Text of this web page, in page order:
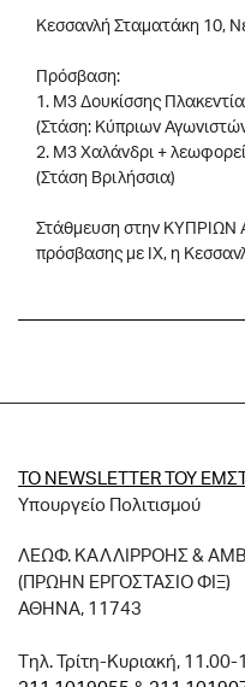
Κεσσανλή Σταματάκη 10,
Πρόσβαση:
1. Μ3 Δουκίσσης
(Στάση: Κύπριων
2. Μ3 Χαλάνδρι +
(Στάση Βριλήσσια)
Στάθμευση στην ΚΥΠΡΙΩΝ
πρόσβασης με ΙΧ, η
ΤΟ NEWSLETTER
Υπουργείο Πολιτισμού
ΛΕΩΦ. ΚΑΛΛΙΡΡΟΗΣ &
(ΠΡΩΗΝ ΕΡΓΟΣΤΑΣΙΟ ΦΙΞ)
ΑΘΗΝΑ, 11743
Tηλ. Τρίτη-Κυριακή,